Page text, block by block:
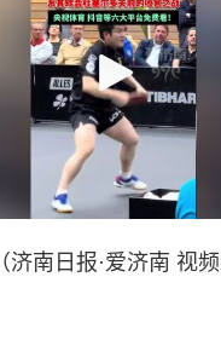
（济南日报·爱济南 视